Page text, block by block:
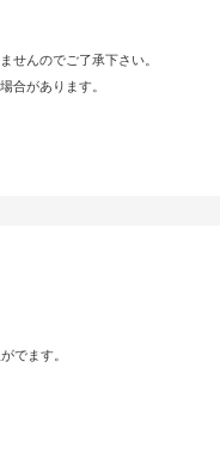
んのでご了承下さい。
があります。
でます。